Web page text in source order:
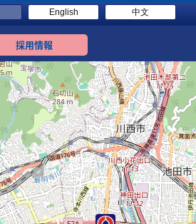
English 中文
採用情報